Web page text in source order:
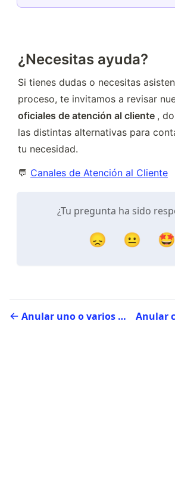
¿Necesitas ayuda?
Si tienes dudas o necesitas
proceso, te invitamos a revisar
oficiales de atención al cliente ,
las distintas alternativas para
tu necesidad.
💬 Canales de Atención al Cliente
¿Tu pregunta ha sido
😞 😐 🤩
Anular uno o varios pagos electrónicos realizados, sea por duplicidad de documentos o algún otro motivo